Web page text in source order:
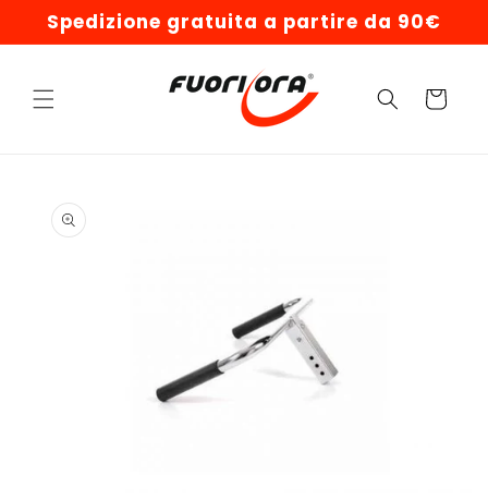
direttamente
ai contenuti
Spedizione gratuita a partire da 90€
Carrello
informazioni
sul prodotto